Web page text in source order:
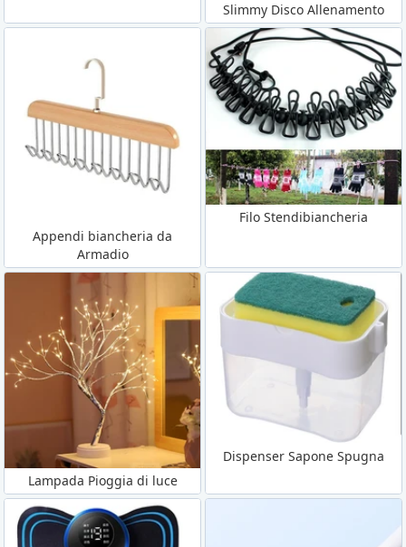
Slimmy Disco Allenamento
Appendi biancheria da
Armadio
Filo Stendibiancheria
Lampada Pioggia di luce
Dispenser Sapone Spugna